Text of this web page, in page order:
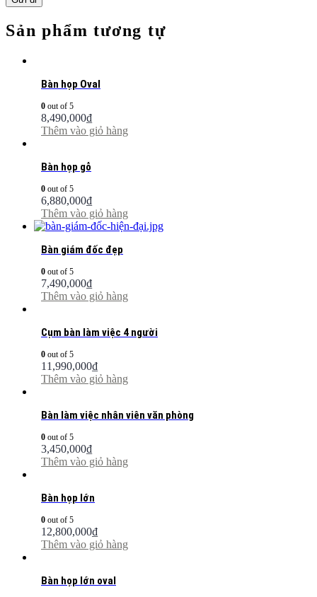
Sản phẩm tương tự
Bàn họp Oval
0 out of 5
8,490,000₫
Thêm vào giỏ hàng
Bàn họp gỗ
0 out of 5
6,880,000₫
Thêm vào giỏ hàng
Bàn giám đốc đẹp
0 out of 5
7,490,000₫
Thêm vào giỏ hàng
Cụm bàn làm việc 4 người
0 out of 5
11,990,000₫
Thêm vào giỏ hàng
Bàn làm việc nhân viên văn phòng
0 out of 5
3,450,000₫
Thêm vào giỏ hàng
Bàn họp lớn
0 out of 5
12,800,000₫
Thêm vào giỏ hàng
Bàn họp lớn oval